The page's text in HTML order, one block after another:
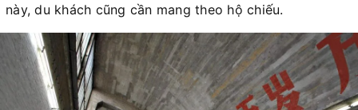
này, du khách cũng cần mang theo hộ chiếu.